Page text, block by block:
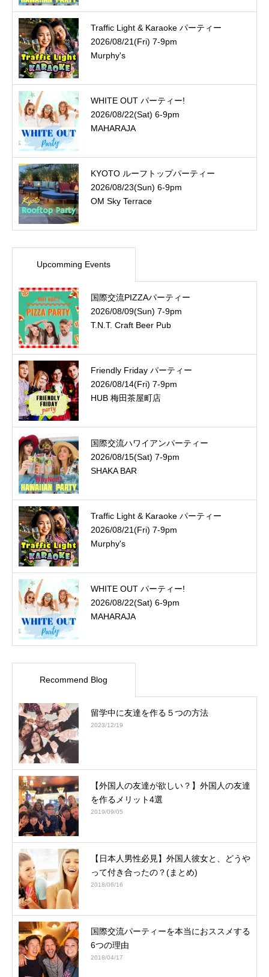
Traffic Light & Karaoke パーティー
2026/08/21(Fri) 7-9pm
Murphy's
WHITE OUT パーティー!
2026/08/22(Sat) 6-9pm
MAHARAJA
KYOTO ルーフトップパーティー
2026/08/23(Sun) 6-9pm
OM Sky Terrace
Upcomming Events
国際交流PIZZAパーティー
2026/08/09(Sun) 7-9pm
T.N.T. Craft Beer Pub
Friendly Friday パーティー
2026/08/14(Fri) 7-9pm
HUB 梅田茶屋町店
国際交流ハワイアンパーティー
2026/08/15(Sat) 7-9pm
SHAKA BAR
Traffic Light & Karaoke パーティー
2026/08/21(Fri) 7-9pm
Murphy's
WHITE OUT パーティー!
2026/08/22(Sat) 6-9pm
MAHARAJA
Recommend Blog
留学中に友達を作る５つの方法
2023/12/19
【外国人の友達が欲しい？】外国人の友達
を作るメリット4選
2019/09/05
【日本人男性必見】外国人彼女と、どうや
って付き合ったの？(まとめ)
2018/06/16
国際交流パーティーを本当におススメする
6つの理由
2018/04/17